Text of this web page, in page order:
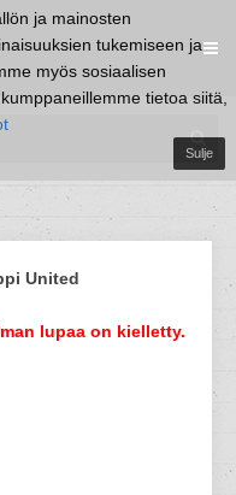
ja mainosten
tukemiseen ja
myös sosiaalisen
tietoa siitä,
Sulje
United
lupaa on kielletty.